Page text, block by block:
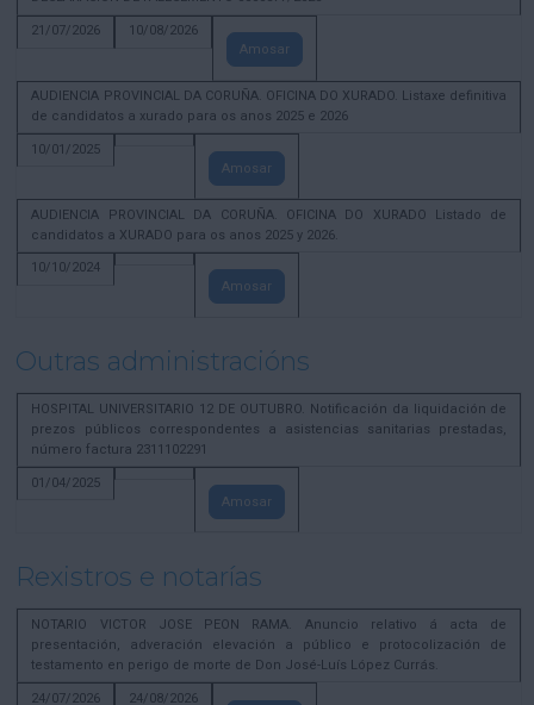
21/07/2026
10/08/2026
Amosar
AUDIENCIA PROVINCIAL DA CORUÑA. OFICINA DO XURADO. Listaxe definitiva
de candidatos a xurado para os anos 2025 e 2026
10/01/2025
Amosar
AUDIENCIA PROVINCIAL DA CORUÑA. OFICINA DO XURADO Listado de
candidatos a XURADO para os anos 2025 y 2026.
10/10/2024
Amosar
Outras administracións
HOSPITAL UNIVERSITARIO 12 DE OUTUBRO. Notificación da liquidación de
prezos públicos correspondentes a asistencias sanitarias prestadas,
número factura 2311102291
01/04/2025
Amosar
Rexistros e notarías
NOTARIO VICTOR JOSE PEON RAMA. Anuncio relativo á acta de
presentación, adveración elevación a público e protocolización de
testamento en perigo de morte de Don José-Luís López Currás.
24/07/2026
24/08/2026